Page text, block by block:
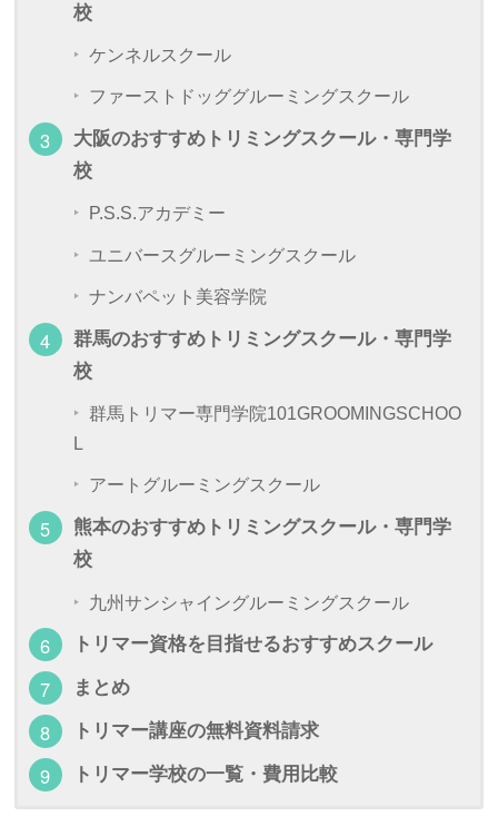
校
ケンネルスクール
ファーストドッググルーミングスクール
大阪のおすすめトリミングスクール・専門学
校
P.S.S.アカデミー
ユニバースグルーミングスクール
ナンバペット美容学院
群馬のおすすめトリミングスクール・専門学
校
群馬トリマー専門学院101GROOMINGSCHOO
L
アートグルーミングスクール
熊本のおすすめトリミングスクール・専門学
校
九州サンシャイングルーミングスクール
トリマー資格を目指せるおすすめスクール
まとめ
トリマー講座の無料資料請求
トリマー学校の一覧・費用比較